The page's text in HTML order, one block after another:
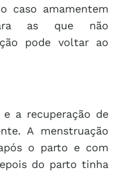
caso amamentem
as que não
pode voltar ao
a recuperação de
A menstruação
o parto e com
do parto tinha